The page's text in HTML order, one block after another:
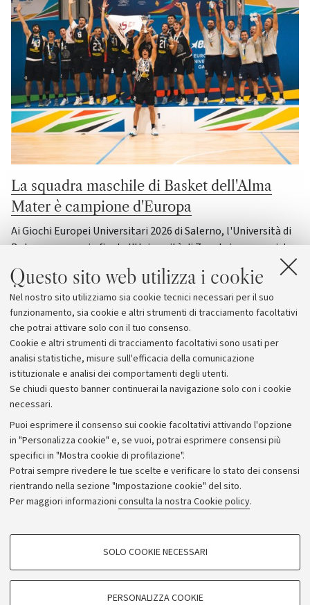
Questo sito web utilizza i cookie
Nel nostro sito utilizziamo sia cookie tecnici necessari per il suo
funzionamento, sia cookie e altri strumenti di tracciamento facoltativi
che potrai attivare solo con il tuo consenso.
Cookie e altri strumenti di tracciamento facoltativi sono usati per
analisi statistiche, misure sull'efficacia della comunicazione
istituzionale e analisi dei comportamenti degli utenti.
Se chiudi questo banner continuerai la navigazione solo con i cookie
necessari.
Puoi esprimere il consenso sui cookie facoltativi attivando l'opzione
in "Personalizza cookie" e, se vuoi, potrai esprimere consensi più
specifici in "Mostra cookie di profilazione".
Potrai sempre rivedere le tue scelte e verificare lo stato dei consensi
rientrando nella sezione "Impostazione cookie" del sito.
Per maggiori informazioni consulta la nostra Cookie policy.
COOKIE DI PROFILAZIONE - FACOLTATIVI
SOLO COOKIE NECESSARI
PERSONALIZZA COOKIE
La squadra maschile di Basket dell'Alma
Mater è campione d'Europa
Ai Giochi Europei Universitari 2026 di Salerno, l'Università di
Bologna supera in finale l'Università di Zagabria e conquista
il suo quinto titolo continentale
Sport universitario
Archivio
Comunicati stampa
Redazione
Rassegna stampa